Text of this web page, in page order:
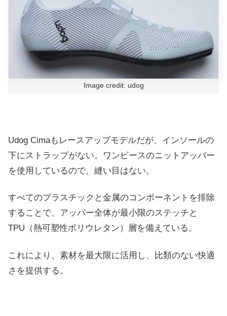
Image credit: udog
Udog Cimaもレースアップモデルだが、インソールの
下にストラップがない。ワンピースのニットアッパー
を使用しているので、縫い目はない。
すべてのプラスチックと金属のコンポーネントを排除
することで、アッパー全体が最小限のステッチと
TPU（熱可塑性ポリウレタン）層を備えている。
これにより、素材を最大限に活用し、比類のない快適
さを提供する。